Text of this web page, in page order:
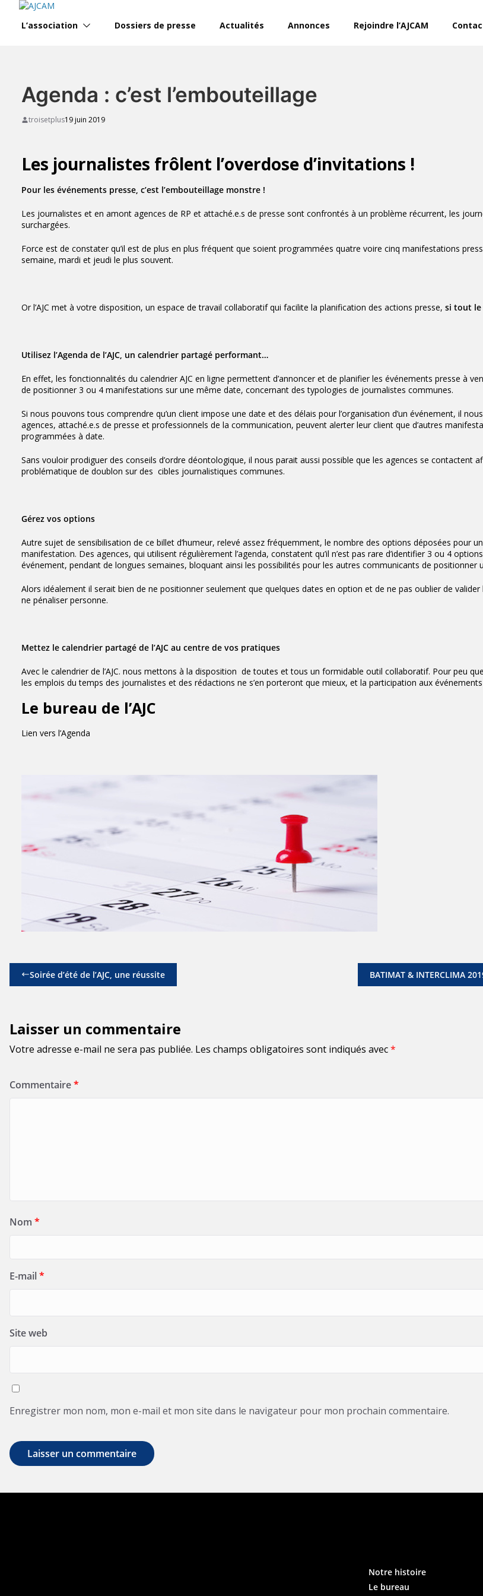
contentL’association Dossiers de presse Actualités Annonces Rejoindre l’AJCAM
Agenda : c’est l’embouteillage
troisetplus19 juin 2019
Les journalistes frôlent l’overdose d’invitations !
Pour les événements presse, c’est l’embouteillage monstre !
Les journalistes et en amont agences de RP et attaché.e.s de presse sont confrontés à un problème récurrent, les
surchargées.
Force est de constater qu’il est de plus en plus fréquent que soient programmées quatre voire cinq manifestations
semaine, mardi et jeudi le plus souvent.
Or l’AJC met à votre disposition, un espace de travail collaboratifqui facilite la planification des actions presse, si tout le
Utilisez l’Agenda de l’AJC, un calendrier partagé performant…
En effet, les fonctionnalités du calendrier AJC en ligne permettent d’annoncer et de planifier les événements presse à
de positionner 3 ou 4 manifestations sur une même date, concernant des typologies de journalistes communes.
Si nous pouvons tous comprendre qu’un client impose une date et des délais pour l’organisation d’un événement, il
agences, attaché.e.s de presse et professionnels de la communication, peuvent alerter leur client que d’autres
programmées à date.
Sans vouloir prodiguer des conseils d’ordre déontologique, il nous parait aussi possible que les agences se contactent
problématique de doublon sur des cibles journalistiques communes.
Gérez vos options
Autre sujet de sensibilisation de ce billet d’humeur, relevé assez fréquemment, le nombre des options déposées pour
manifestation. Des agences, qui utilisent régulièrement l’agenda, constatent qu’il n’est pas rare d’identifier 3 ou 4
événement, pendant de longues semaines, bloquant ainsi les possibilités pour les autres communicants de positionner
Alors idéalement il serait bien de ne positionner seulement que quelques dates en option et de ne pas oublier de
ne pénaliser personne.
Mettez le calendrier partagé de l’AJC au centre de vos pratiques
Avec le calendrier de l’AJC. nous mettons à la disposition de toutes et tous un formidable outil collaboratif. Pour peu
les emplois du temps des journalistes et des rédactions ne s’en porteront que mieux, et la participation aux
Le bureau de l’AJC
Lien vers l’Agenda
Soirée d’été de l’AJC, une réussite BATIMAT & INTERCLIMA
Laisser un commentaire
Votre adresse e-mail ne sera pas publiée. Les champs obligatoires sont indiqués avec*
Commentaire*
Nom *
E-mail*
Site web
Enregistrer mon nom, mon e-mail et mon site dans le navigateur pour mon prochain commentaire.
Notre histoire
Le bureau